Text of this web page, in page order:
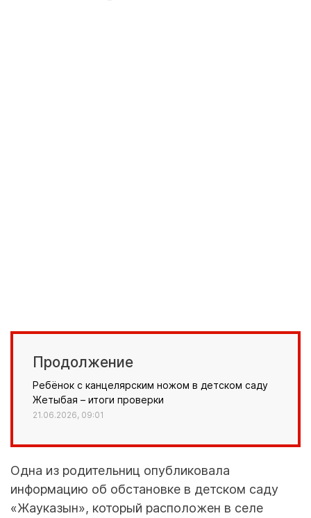
Продолжение
Ребёнок с канцелярским ножом в детском саду
Жетыбая – итоги проверки
21.06.2026, 09:01
Одна из родительниц опубликовала
информацию об обстановке в детском саду
«Жауказын», который расположен в селе